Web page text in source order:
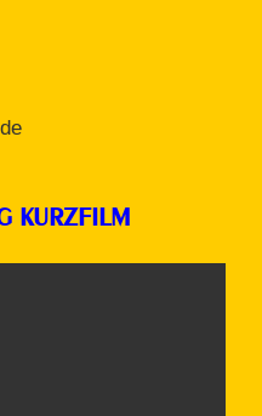
KURZFILM